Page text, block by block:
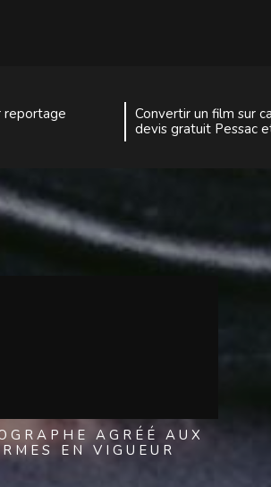
reportage
Convertir un film sur
devis gratuit Pessac
AGRÉÉ AUX
EN VIGUEUR